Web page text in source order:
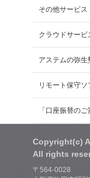
その他サービス
クラウドサービ
アステムの弥生
リモート保守
「口座振替の
Copyright(c)
All rights
〒564-0028